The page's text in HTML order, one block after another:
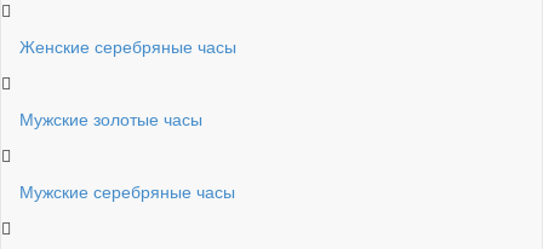
Женские серебряные часы
Мужские золотые часы
Мужские серебряные часы